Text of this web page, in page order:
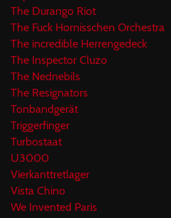
The Durango Riot
The Fuck Hornisschen Orchestra
The incredible Herrengedeck
The Inspector Cluzo
The Nednebils
The Resignators
Tonbandgerät
Triggerfinger
Turbostaat
U3000
Vierkanttretlager
Vista Chino
We Invented Paris